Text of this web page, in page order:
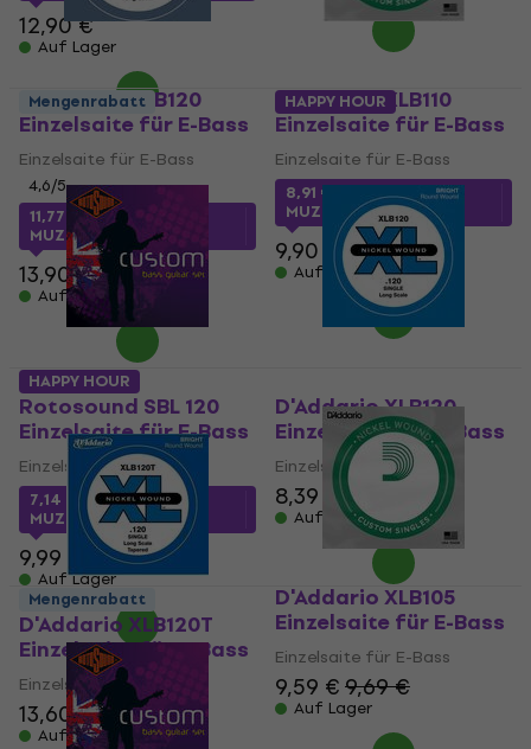
12,90 €
Auf Lager
D'Addario PSB120
Einzelsaite für E-Bass
Einzelsaite für E-Bass
4,6/5
11,77 €mit dem Code
MUZMUZ-15
13,90 €
Auf Lager
D'Addario XLB110
Einzelsaite für E-Bass
Einzelsaite für E-Bass
8,91 €mit dem Code
MUZMUZ-10
9,90 €
Auf Lager
Mengenrabatt
Rotosound SBL 120
Einzelsaite für E-Bass
Einzelsaite für E-Bass
7,14 €mit dem Code
MUZMUZ-25
9,99 €
Auf Lager
HAPPY HOUR
D'Addario XLB120
Einzelsaite für E-Bass
Einzelsaite für E-Bass
8,39 €8,88 €
Auf Lager
HAPPY HOUR
D'Addario XLB120T
Einzelsaite für E-Bass
Einzelsaite für E-Bass
13,60 €
Auf Lager
D'Addario XLB105
Einzelsaite für E-Bass
Einzelsaite für E-Bass
9,59 €9,69 €
Auf Lager
Mengenrabatt